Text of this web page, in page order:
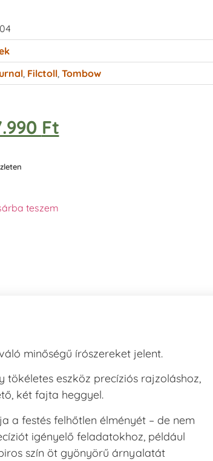
, Filctoll, Tombow
Ft
teszem
minőségű írószereket jelent.
tökéletes eszköz precíziós rajzoláshoz,
két fajta heggyel.
a festés felhőtlen élményét – de nem
igényelő feladatokhoz, például
szín öt gyönyörű árnyalatát